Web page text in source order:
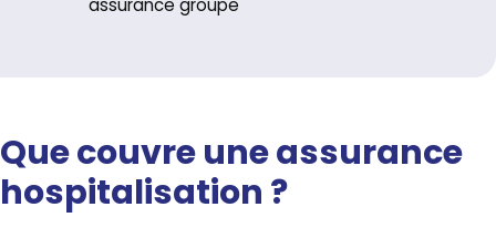
assurance groupe
Que couvre une assurance
hospitalisation ?